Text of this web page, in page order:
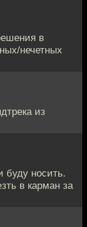
в
нечетных
из
буду носить.
в карман за